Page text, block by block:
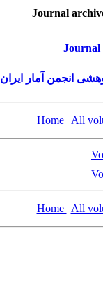
Journal
Journal
انجمن آمار ایران
Home | All
Home | All